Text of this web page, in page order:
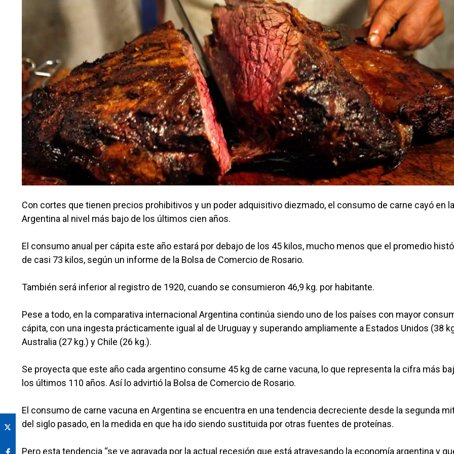
Con cortes que tienen precios prohibitivos y un poder adquisitivo diezmado, el consumo de carne cayó en la
Argentina al nivel más bajo de los últimos cien años.
El consumo anual per cápita este año estará por debajo de los 45 kilos, mucho menos que el promedio
de casi 73 kilos, según un informe de la Bolsa de Comercio de Rosario.
También será inferior al registro de 1920, cuando se consumieron 46,9 kg. por habitante.
Pese a todo, en la comparativa internacional Argentina continúa siendo uno de los países con mayor
cápita, con una ingesta prácticamente igual al de Uruguay y superando ampliamente a Estados Unidos (38
Australia (27 kg.) y Chile (26 kg.).
Se proyecta que este año cada argentino consume 45 kg de carne vacuna, lo que representa la cifra más
los últimos 110 años. Así lo advirtió la Bolsa de Comercio de Rosario.
El consumo de carne vacuna en Argentina se encuentra en una tendencia decreciente desde la segunda
del siglo pasado, en la medida en que ha ido siendo sustituida por otras fuentes de proteínas.
Pero esta tendencia “se ve agravada por la actual recesión que está atravesando la economía argentina y